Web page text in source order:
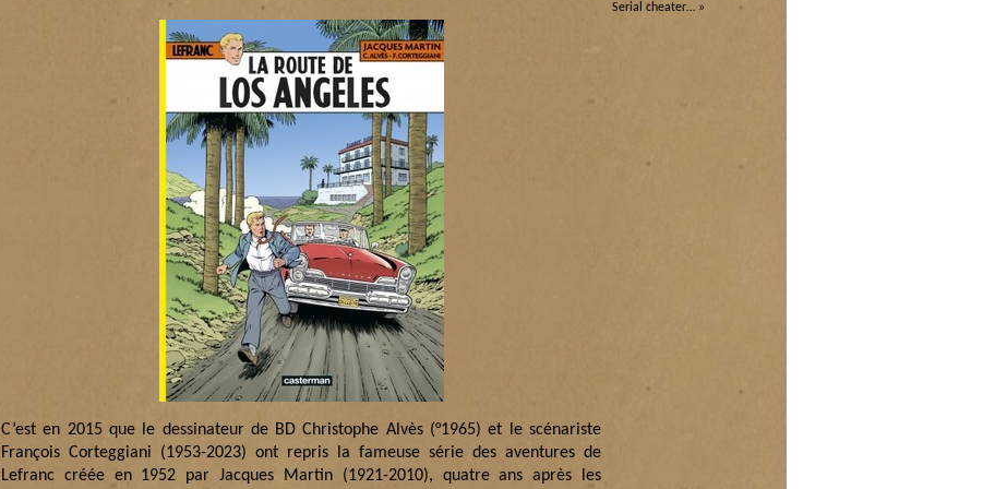
Serial cheater… »
C’est en 2015 que le dessinateur de BD Christophe Alvès (°1965) et le scénariste
François Corteggiani (1953-2023) ont repris la fameuse série des aventures de
Lefranc créée en 1952 par Jacques Martin (1921-2010), quatre ans après les